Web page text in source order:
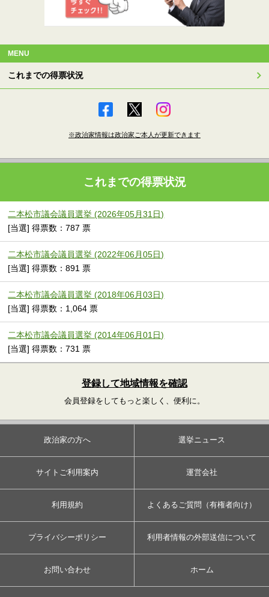
MENU
これまでの得票状況
※政治家情報は政治家ご本人が更新できます
これまでの得票状況
二本松市議会議員選挙 (2026年05月31日)
[当選] 得票数：787 票
二本松市議会議員選挙 (2022年06月05日)
[当選] 得票数：891 票
二本松市議会議員選挙 (2018年06月03日)
[当選] 得票数：1,064 票
二本松市議会議員選挙 (2014年06月01日)
[当選] 得票数：731 票
登録して地域情報を確認
会員登録をしてもっと楽しく、便利に。
政治家の方へ 選挙ニュース
サイトご利用案内 運営会社
利用規約 よくあるご質問（有権者向け）
プライバシーポリシー 利用者情報の外部送信について
お問い合わせ ホーム